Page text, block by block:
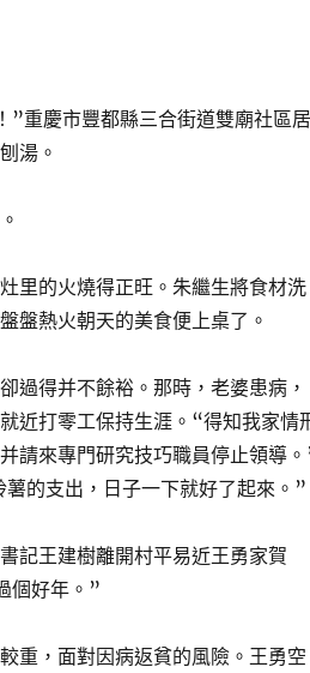
”重慶市豐都縣三合街道雙廟社區居
湯。
里的火燒得正旺。朱繼生將食材洗
盤熱火朝天的美食便上桌了。
過得并不餘裕。那時，老婆患病，
近打零工保持生涯。“得知我家情
請來專門研究技巧職員停止領導
的支出，日子一下就好了起來。”
記王建樹離開村平易近王勇家賀
個好年。”
重，面對因病返貧的風險。王勇空